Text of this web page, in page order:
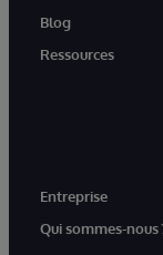
Blog
Ressources
Entreprise
Qui sommes-nous